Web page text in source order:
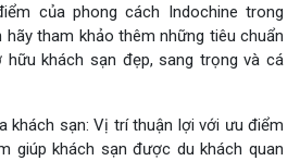
của phong cách Indochine trong
hãy tham khảo thêm những tiêu chuẩn
khách sạn đẹp, sang trọng và cá
khách sạn: Vị trí thuận lợi với ưu điểm
giúp khách sạn được du khách quan